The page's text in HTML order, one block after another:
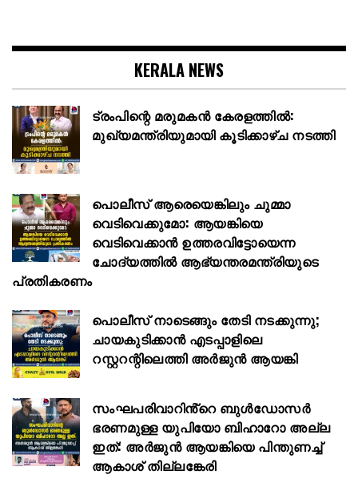
KERALA NEWS
ട്രംപിന്റെ മരുമകൻ കേരളത്തിൽ:
മുഖ്യമന്ത്രിയുമായി കൂടിക്കാഴ്ച നടത്തി
പൊലീസ് ആരെയെങ്കിലും ചുമ്മാ
വെടിവെക്കുമോ: ആയങ്കിയെ
വെടിവെക്കാൻ ഉത്തരവിട്ടോയെന്ന
ചോദ്യത്തിൽ ആഭ്യന്തരമന്ത്രിയുടെ
പ്രതികരണം
പൊലീസ് നാടെങ്ങും തേടി നടക്കുന്നു;
ചായകുടിക്കാൻ എടപ്പാളിലെ
റസ്റ്ററന്റിലെത്തി അർജുൻ ആയങ്കി
സംഘപരിവാറിൻ്റെ ബുള്‍ഡോസര്‍
ഭരണമുള്ള യുപിയോ ബിഹാറോ അല്ല
ഇത്: അര്‍ജുന്‍ ആയങ്കിയെ പിന്തുണച്ച്
ആകാശ് തില്ലങ്കേരി